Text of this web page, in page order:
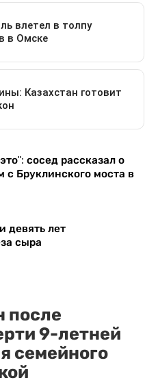
сосед рассказал о
с Бруклинского моста в
девять лет
сыра
после
9-летней
семейного